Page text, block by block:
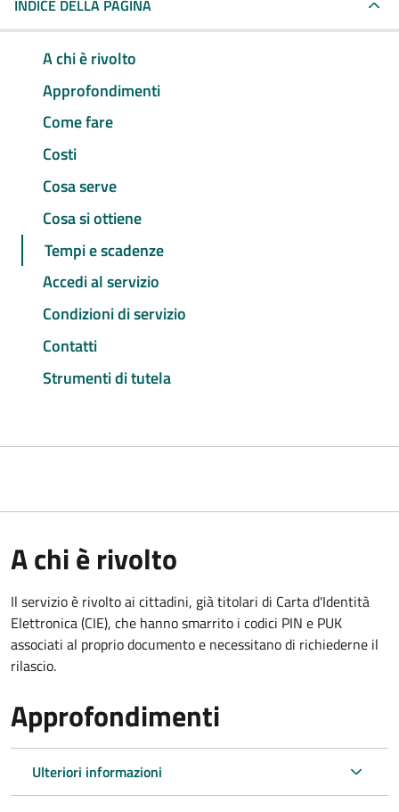
INDICE DELLA PAGINA
A chi è rivolto
Approfondimenti
Come fare
Costi
Cosa serve
Cosa si ottiene
Tempi e scadenze
Accedi al servizio
Condizioni di servizio
Contatti
Strumenti di tutela
A chi è rivolto
Il servizio è rivolto ai cittadini, già titolari di Carta d'Identità
Elettronica (CIE), che hanno smarrito i codici PIN e PUK
associati al proprio documento e necessitano di richiederne il
rilascio.
Approfondimenti
Ulteriori informazioni